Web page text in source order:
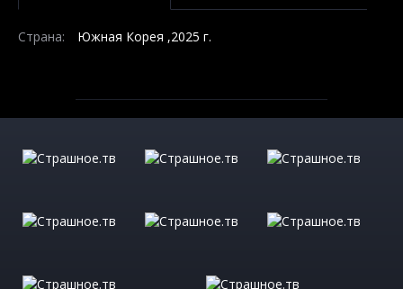
Страна: Южная Корея ,2025 г.